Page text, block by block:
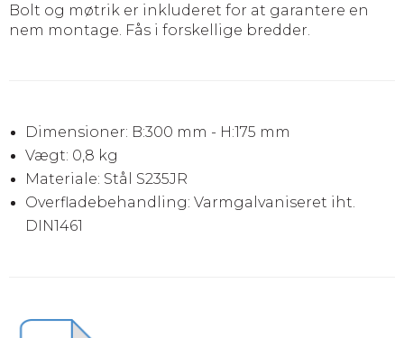
Bolt og møtrik er inkluderet for at garantere en
nem montage. Fås i forskellige bredder.
Dimensioner: B:300 mm - H:175 mm
Vægt: 0,8 kg
Materiale: Stål S235JR
Overfladebehandling: Varmgalvaniseret iht.
DIN1461